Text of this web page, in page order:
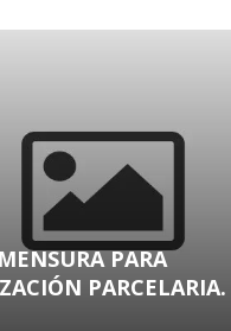
PARA
PARCELARIA.